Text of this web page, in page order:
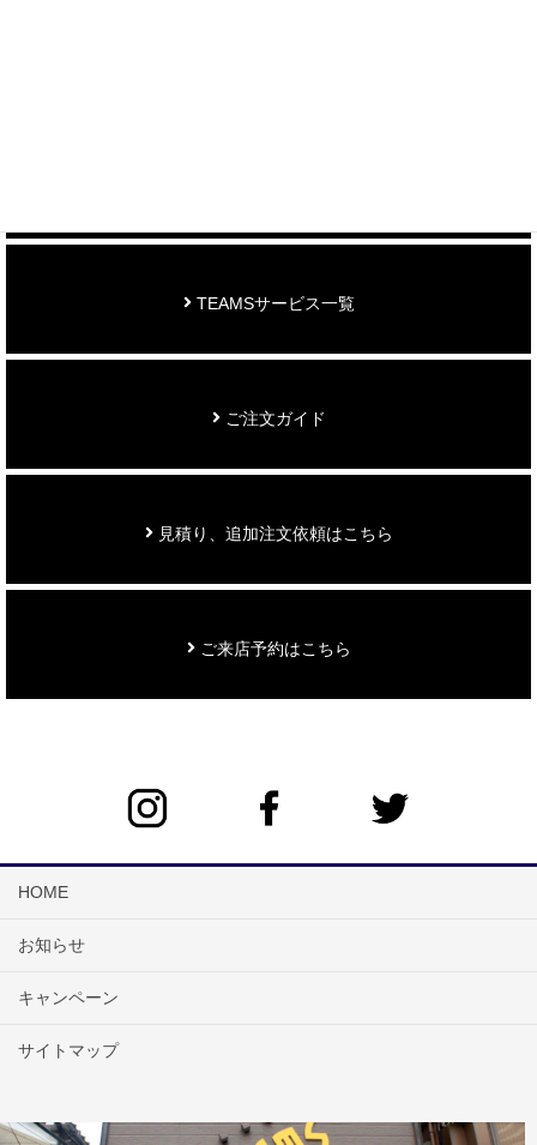
TEAMSサービス一覧
ご注文ガイド
見積り、追加注文依頼はこちら
ご来店予約はこちら
HOME
お知らせ
キャンペーン
サイトマップ